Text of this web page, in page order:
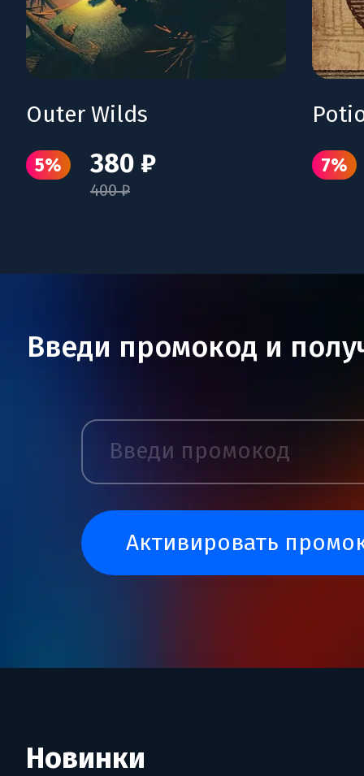
Outer Wilds
5% 380 ₽
400 ₽
7%
Введи промокод и
активировать
Новинки